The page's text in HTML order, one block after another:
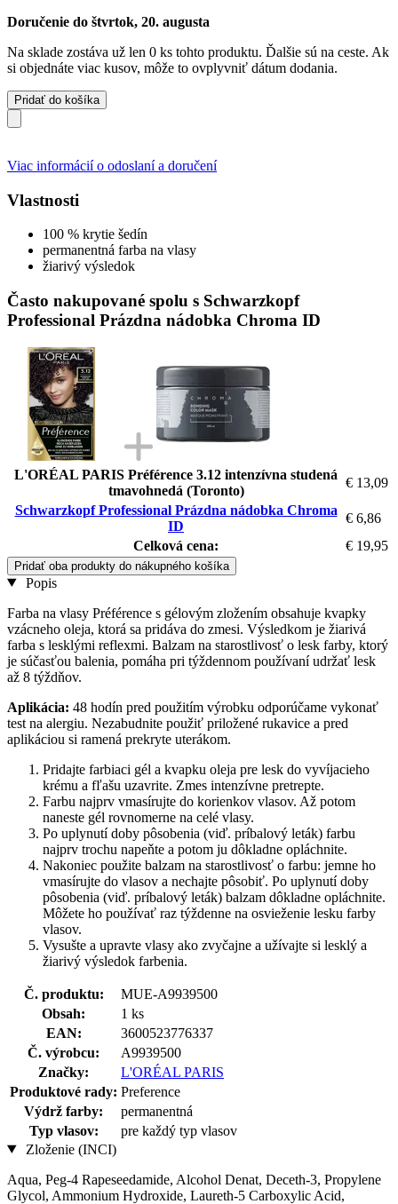
Doručenie do štvrtok, 20. augusta
Na sklade zostáva už len 0 ks tohto produktu. Ďalšie sú na ceste. Ak
si objednáte viac kusov, môže to ovplyvniť dátum dodania.
Pridať do košíka
Viac informácií o odoslaní a doručení
Vlastnosti
100 % krytie šedín
permanentná farba na vlasy
žiarivý výsledok
Často nakupované spolu s Schwarzkopf
Professional Prázdna nádobka Chroma ID
L'ORÉAL PARIS Préférence 3.12 intenzívna studená
tmavohnedá (Toronto)
€ 13,09
Schwarzkopf Professional Prázdna nádobka Chroma
ID
€ 6,86
Celková cena:
€ 19,95
Pridať oba produkty do nákupného košíka
Popis
Farba na vlasy Préférence s gélovým zložením obsahuje kvapky
vzácneho oleja, ktorá sa pridáva do zmesi. Výsledkom je žiarivá
farba s lesklými reflexmi. Balzam na starostlivosť o lesk farby, ktorý
je súčasťou balenia, pomáha pri týždennom používaní udržať lesk
až 8 týždňov.
Aplikácia: 48 hodín pred použitím výrobku odporúčame vykonať
test na alergiu. Nezabudnite použiť priložené rukavice a pred
aplikáciou si ramená prekryte uterákom.
Pridajte farbiaci gél a kvapku oleja pre lesk do vyvíjacieho
krému a fľašu uzavrite. Zmes intenzívne pretrepte.
Farbu najprv vmasírujte do korienkov vlasov. Až potom
naneste gél rovnomerne na celé vlasy.
Po uplynutí doby pôsobenia (viď. príbalový leták) farbu
najprv trochu napeňte a potom ju dôkladne opláchnite.
Nakoniec použite balzam na starostlivosť o farbu: jemne ho
vmasírujte do vlasov a nechajte pôsobiť. Po uplynutí doby
pôsobenia (viď. príbalový leták) balzam dôkladne opláchnite.
Môžete ho používať raz týždenne na osvieženie lesku farby
vlasov.
Vysušte a upravte vlasy ako zvyčajne a užívajte si lesklý a
žiarivý výsledok farbenia.
Č. produktu:
MUE-A9939500
Obsah:
1 ks
EAN:
3600523776337
Č. výrobcu:
A9939500
Značky:
L'ORÉAL PARIS
Produktové rady: Preference
Výdrž farby:
permanentná
Typ vlasov:
pre každý typ vlasov
Zloženie (INCI)
Aqua, Peg-4 Rapeseedamide, Alcohol Denat, Deceth-3, Propylene
Glycol, Ammonium Hydroxide, Laureth-5 Carboxylic Acid,